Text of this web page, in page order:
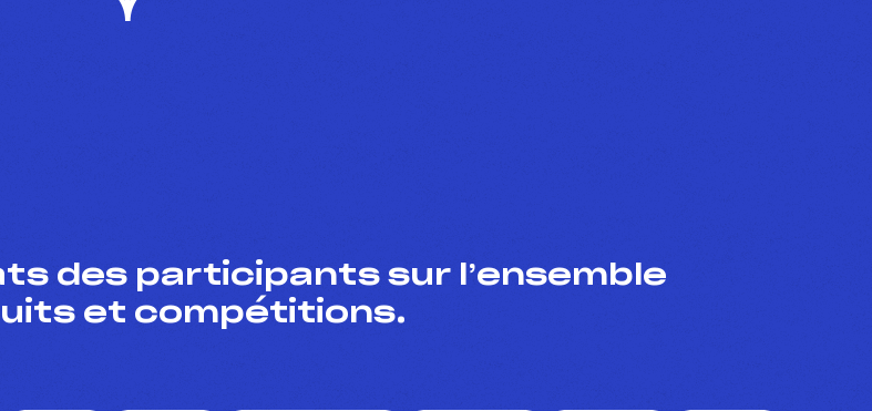
des participants sur l’ensemble
et compétitions.